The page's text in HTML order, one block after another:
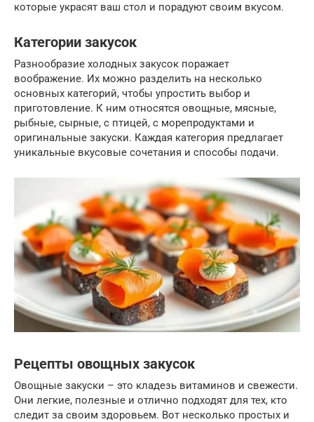
которые украсят ваш стол и порадуют своим вкусом.
Категории закусок
Разнообразие холодных закусок поражает
воображение. Их можно разделить на несколько
основных категорий, чтобы упростить выбор и
приготовление. К ним относятся овощные, мясные,
рыбные, сырные, с птицей, с морепродуктами и
оригинальные закуски. Каждая категория предлагает
уникальные вкусовые сочетания и способы подачи.
Рецепты овощных закусок
Овощные закуски – это кладезь витаминов и свежести.
Они легкие, полезные и отлично подходят для тех, кто
следит за своим здоровьем. Вот несколько простых и